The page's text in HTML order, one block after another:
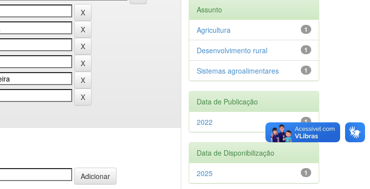
Assunto
1
Agricultura
1
Desenvolvimento rural
1
Sistemas agroalimentares
Data de Publicação
1
2022
Data de Disponibilização
1
2025